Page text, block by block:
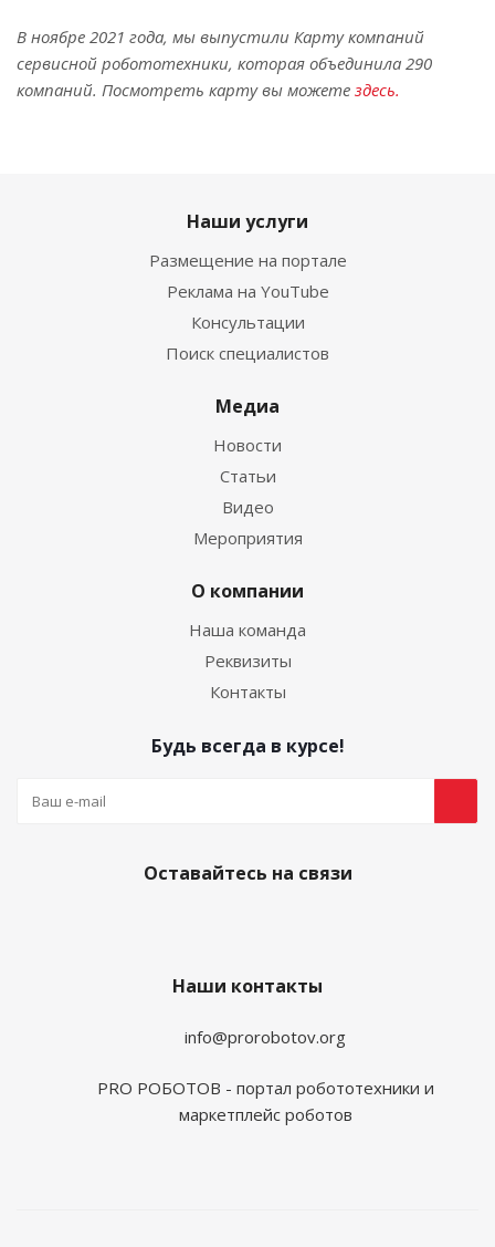
В ноябре 2021 года, мы выпустили Карту компаний
сервисной робототехники, которая объединила 290
компаний. Посмотреть карту вы можете здесь.
Наши услуги
Размещение на портале
Реклама на YouTube
Консультации
Поиск специалистов
Медиа
Новости
Статьи
Видео
Мероприятия
О компании
Наша команда
Реквизиты
Контакты
Будь всегда в курсе!
Оставайтесь на связи
Наши контакты
info@prorobotov.org
PRO РОБОТОВ - портал робототехники и
маркетплейс роботов